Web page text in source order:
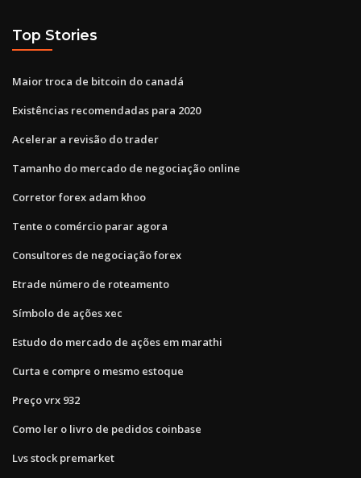
Top Stories
Maior troca de bitcoin do canadá
Existências recomendadas para 2020
Acelerar a revisão do trader
Tamanho do mercado de negociação online
Corretor forex adam khoo
Tente o comércio parar agora
Consultores de negociação forex
Etrade número de roteamento
Símbolo de ações xec
Estudo do mercado de ações em marathi
Curta e compre o mesmo estoque
Preço vrx 932
Como ler o livro de pedidos coinbase
Lvs stock premarket